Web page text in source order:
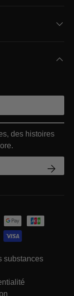
des histoires
substances